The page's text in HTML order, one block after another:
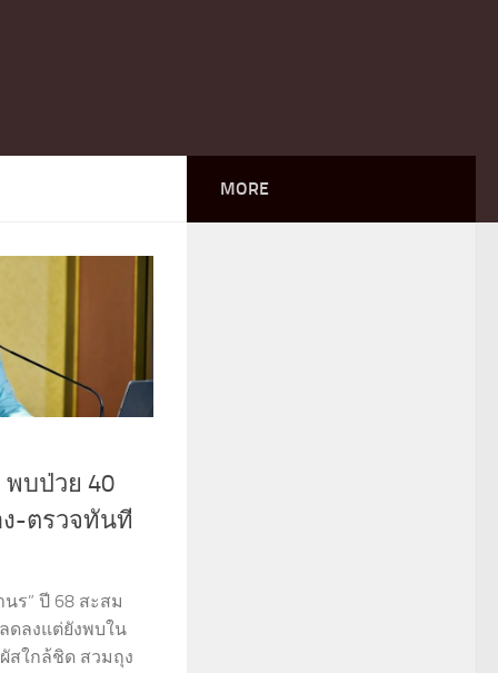
พบป่วย 40
-ตรวจทันที
นร” ปี 68 สะสม
ดลงแต่ยังพบใน
สใกล้ชิด สวมถุง
MORE